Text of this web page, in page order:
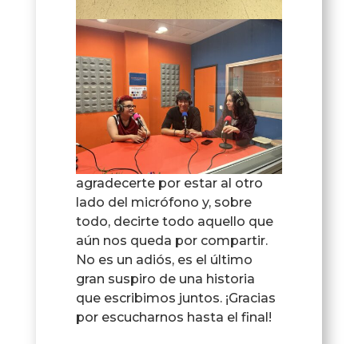
agradecerte por estar al otro
lado del micrófono y, sobre
todo, decirte todo aquello que
aún nos queda por compartir.
No es un adiós, es el último
gran suspiro de una historia
que escribimos juntos. ¡Gracias
por escucharnos hasta el final!